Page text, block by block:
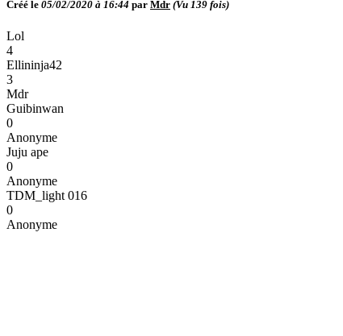
Créé le 05/02/2020 à 16:44 par Mdr (Vu 139 fois)
Lol
4
Ellininja42
3
Mdr
Guibinwan
0
Anonyme
Juju ape
0
Anonyme
TDM_light 016
0
Anonyme